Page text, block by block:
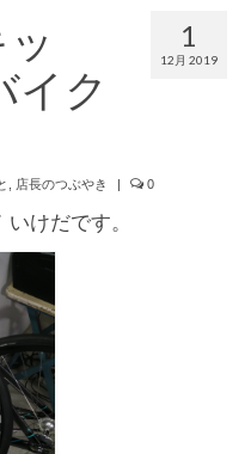
1
12月 2019
イク
店長のつぶやき | 0
けだです。